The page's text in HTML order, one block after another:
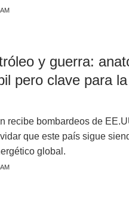
y guerra:
pero clave para
recibe bombardeos de
que este país sigue
global.